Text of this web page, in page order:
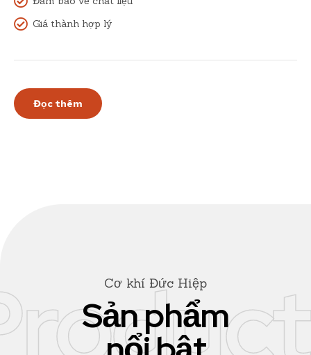
Giá thành hợp lý
Đọc thêm
Cơ khí Đức Hiệp
Sản phẩm